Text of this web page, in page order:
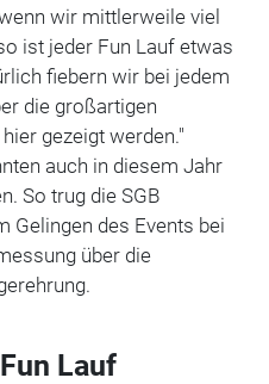
wir mittlerweile viel
ist jeder Fun Lauf etwas
fiebern wir bei jedem
die großartigen
gezeigt werden."
auch in diesem Jahr
So trug die SGB
Gelingen des Events bei
über die
Lauf